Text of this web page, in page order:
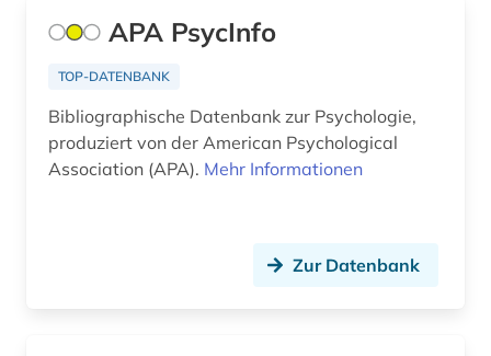
lehre (1)
APA PsycInfo
TOP-DATENBANK
Bibliographische Datenbank zur Psychologie,
produziert von der American Psychological
Association (APA). Mehr Informationen
Zur Datenbank